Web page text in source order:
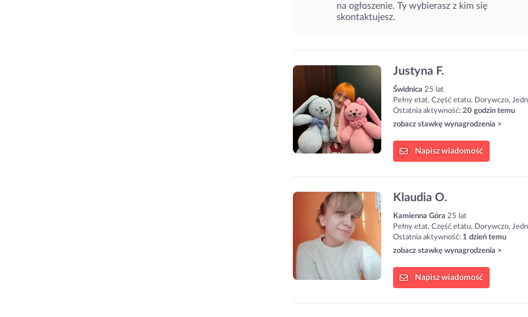
na ogłoszenie. Ty wybierasz z kim się
skontaktujesz.
Justyna F.
Świdnica 25 lat
Pełny etat, Część etatu, Dorywczo,
Ostatnia aktywność: 20 godzin temu
zobacz stawkę wynagrodzenia >
Napisz wiadomość
Klaudia O.
Kamienna Góra 25 lat
Pełny etat, Część etatu, Dorywczo,
Ostatnia aktywność: 1 dzień temu
zobacz stawkę wynagrodzenia >
Napisz wiadomość